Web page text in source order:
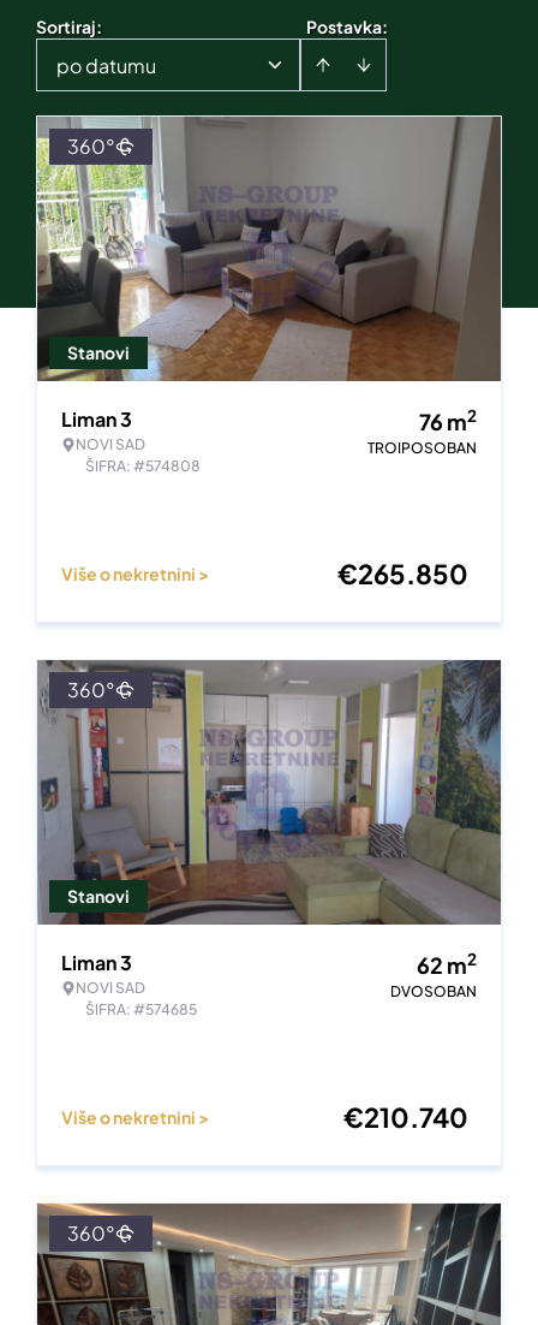
Postavka:
Sortiraj:
po datumu
Stanovi
360°
Liman 3
NOVI SAD
ŠIFRA: #574808
76 m2
TROIPOSOBAN
Više o nekretnini > €265.850
Stanovi
360°
Liman 3
NOVI SAD
ŠIFRA: #574685
62 m2
DVOSOBAN
Više o nekretnini > €210.740
360°